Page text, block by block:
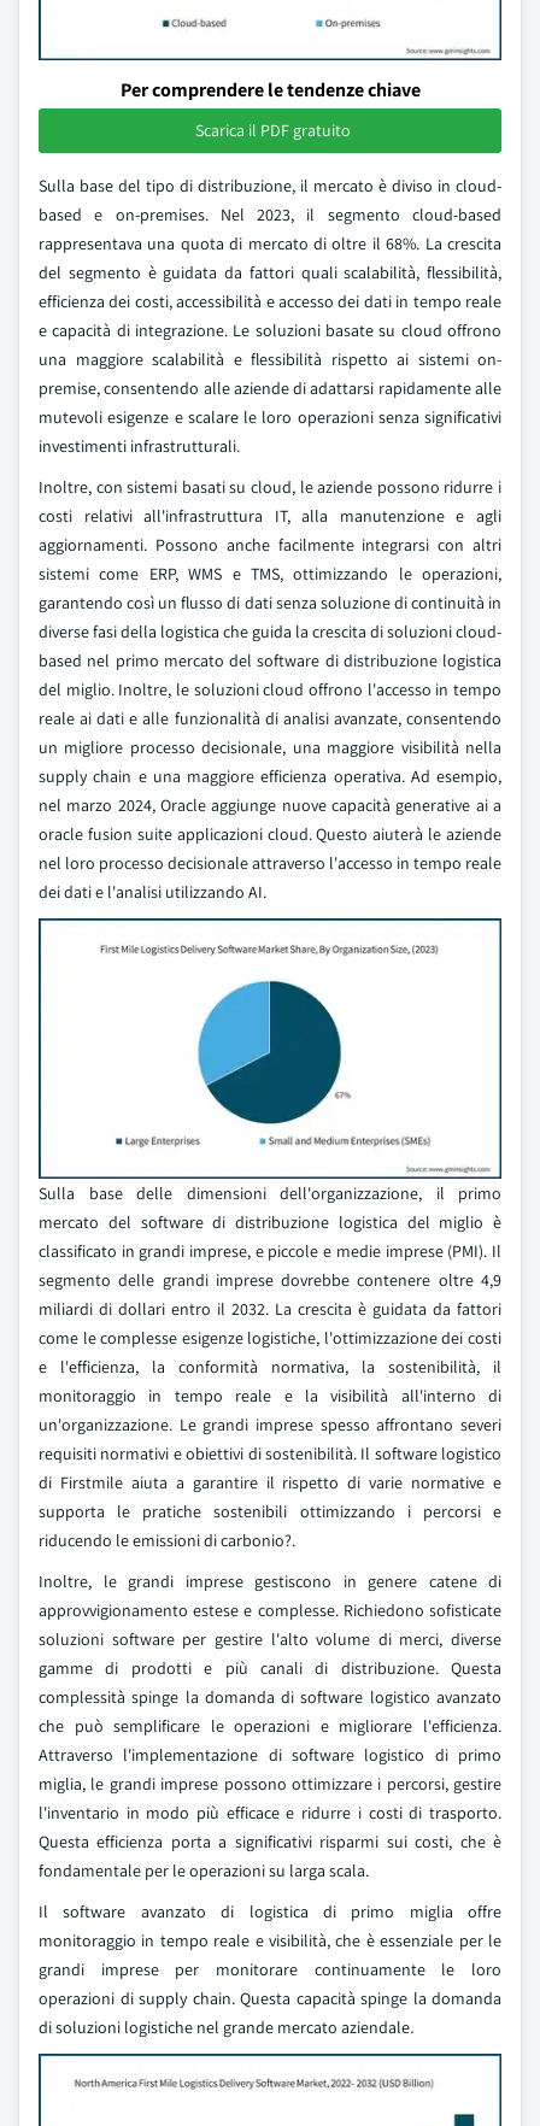
Per comprendere le tendenze chiave
Scarica il PDF gratuito
Sulla base del tipo di distribuzione, il mercato è diviso in cloud-
based e on-premises. Nel 2023, il segmento cloud-based
rappresentava una quota di mercato di oltre il 68%. La crescita
del segmento è guidata da fattori quali scalabilità, flessibilità,
efficienza dei costi, accessibilità e accesso dei dati in tempo reale
e capacità di integrazione. Le soluzioni basate su cloud offrono
una maggiore scalabilità e flessibilità rispetto ai sistemi on-
premise, consentendo alle aziende di adattarsi rapidamente alle
mutevoli esigenze e scalare le loro operazioni senza significativi
investimenti infrastrutturali.
Inoltre, con sistemi basati su cloud, le aziende possono ridurre i
costi relativi all'infrastruttura IT, alla manutenzione e agli
aggiornamenti. Possono anche facilmente integrarsi con altri
sistemi come ERP, WMS e TMS, ottimizzando le operazioni,
garantendo così un flusso di dati senza soluzione di continuità in
diverse fasi della logistica che guida la crescita di soluzioni cloud-
based nel primo mercato del software di distribuzione logistica
del miglio. Inoltre, le soluzioni cloud offrono l'accesso in tempo
reale ai dati e alle funzionalità di analisi avanzate, consentendo
un migliore processo decisionale, una maggiore visibilità nella
supply chain e una maggiore efficienza operativa. Ad esempio,
nel marzo 2024, Oracle aggiunge nuove capacità generative ai a
oracle fusion suite applicazioni cloud. Questo aiuterà le aziende
nel loro processo decisionale attraverso l'accesso in tempo reale
dei dati e l'analisi utilizzando AI.
Sulla base delle dimensioni dell'organizzazione, il primo
mercato del software di distribuzione logistica del miglio è
classificato in grandi imprese, e piccole e medie imprese (PMI). Il
segmento delle grandi imprese dovrebbe contenere oltre 4,9
miliardi di dollari entro il 2032. La crescita è guidata da fattori
come le complesse esigenze logistiche, l'ottimizzazione dei costi
e l'efficienza, la conformità normativa, la sostenibilità, il
monitoraggio in tempo reale e la visibilità all'interno di
un'organizzazione. Le grandi imprese spesso affrontano severi
requisiti normativi e obiettivi di sostenibilità. Il software logistico
di Firstmile aiuta a garantire il rispetto di varie normative e
supporta le pratiche sostenibili ottimizzando i percorsi e
riducendo le emissioni di carbonio?.
Inoltre, le grandi imprese gestiscono in genere catene di
approvvigionamento estese e complesse. Richiedono sofisticate
soluzioni software per gestire l'alto volume di merci, diverse
gamme di prodotti e più canali di distribuzione. Questa
complessità spinge la domanda di software logistico avanzato
che può semplificare le operazioni e migliorare l'efficienza.
Attraverso l'implementazione di software logistico di primo
miglia, le grandi imprese possono ottimizzare i percorsi, gestire
l'inventario in modo più efficace e ridurre i costi di trasporto.
Questa efficienza porta a significativi risparmi sui costi, che è
fondamentale per le operazioni su larga scala.
Il software avanzato di logistica di primo miglia offre
monitoraggio in tempo reale e visibilità, che è essenziale per le
grandi imprese per monitorare continuamente le loro
operazioni di supply chain. Questa capacità spinge la domanda
di soluzioni logistiche nel grande mercato aziendale.